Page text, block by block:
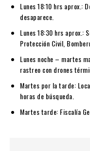
Lunes 18:10 hrs aprox.:
desaparece.
Lunes 18:30 hrs aprox.:
Protección Civil,
Lunes noche – martes
rastreo con drones
Martes por la tarde:
horas de búsqueda.
Martes tarde: Fiscalía